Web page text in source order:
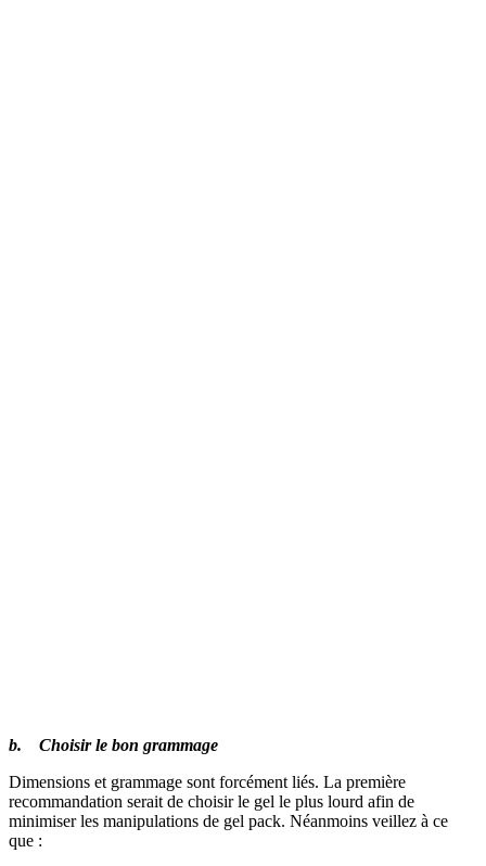
b. Choisir le bon grammage
Dimensions et grammage sont forcément liés. La première
recommandation serait de choisir le gel le plus lourd afin de
minimiser les manipulations de gel pack. Néanmoins veillez à ce
que :